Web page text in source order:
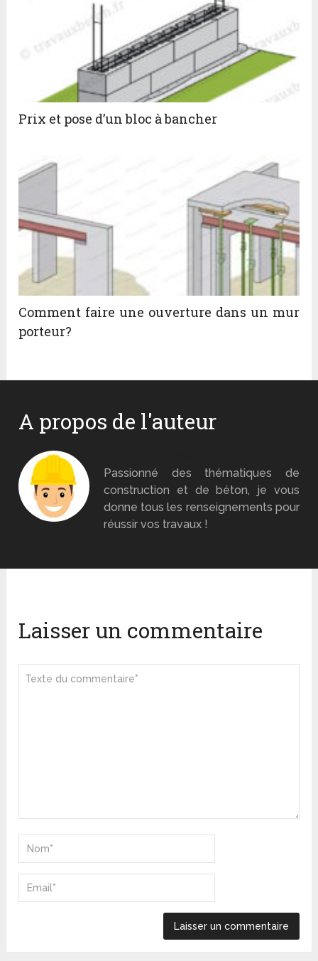
Prix et pose d’un bloc à bancher
Comment faire une ouverture dans un mur
porteur?
A propos de l'auteur
Passionné des thématiques de
construction et de béton, je vous
donne tous les renseignements pour
réussir vos travaux !
Laisser un commentaire